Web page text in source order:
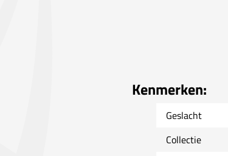
Kenmerken:
Geslacht
Collectie